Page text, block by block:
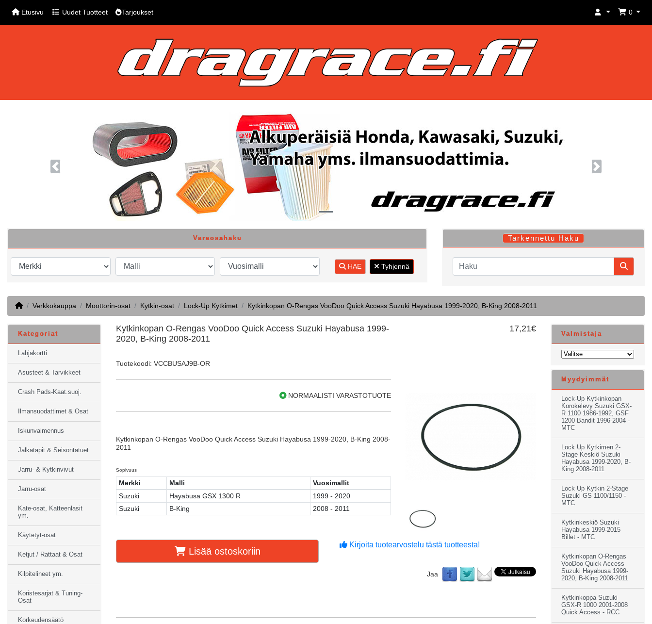
Etusivu Uudet Tuotteet Tarjoukset 0
Previous Next
Varaosahaku
HAE Tyhjennä
Tarkennettu Haku
HomeVerkkokauppa Moottorin-osat Kytkin-osat Lock-Up Kytkimet Kytkinkopan O-Rengas VooDoo Quick Access Suzuki Hayabusa 1999-2020, B-King 2008-2011
Kytkinkopan O-Rengas VooDoo Quick Access Suzuki Hayabusa 1999-
2020, B-King 2008-2011
17,21€
Tuotekoodi: VCCBUSAJ9B-OR
NORMAALISTI VARASTOTUOTE
Kytkinkopan O-Rengas VooDoo Quick Access Suzuki Hayabusa 1999-2020, B-King 2008-
2011
Sopivuus
Merkki Malli
Vuosimallit
Suzuki
Hayabusa GSX 1300 R
1999 - 2020
Suzuki
B-King 2008 - 2011
Lisää ostoskoriin
Kirjoita tuotearvostelu tästä tuotteesta!
Jaa
Kategoriat
Lahjakortti
Asusteet & Tarvikkeet
Crash Pads-Kaat.suoj.
Ilmansuodattimet & Osat
Iskunvaimennus
Jalkatapit & Seisontatuet
Jarru- & Kytkinvivut
Jarru-osat
Kate-osat, Katteenlasit
ym.
Käytetyt-osat
Ketjut / Rattaat & Osat
Kilpitelineet ym.
Koristesarjat & Tuning-
Osat
Korkeudensäätö
Valmistaja
Myydyimmät
Lock-Up Kytkinkopan
Korokelevy Suzuki GSX-
R 1100 1986-1992, GSF
1200 Bandit 1996-2004 -
MTC
Lock Up Kytkimen 2-
Stage Keskiö Suzuki
Hayabusa 1999-2020, B-
King 2008-2011
Lock Up Kytkin 2-Stage
Suzuki GS 1100/1150 -
MTC
Kytkinkeskiö Suzuki
Hayabusa 1999-2015
Billet - MTC
Kytkinkopan O-Rengas
VooDoo Quick Access
Suzuki Hayabusa 1999-
2020, B-King 2008-2011
Kytkinkoppa Suzuki
GSX-R 1000 2001-2008
Quick Access - RCC